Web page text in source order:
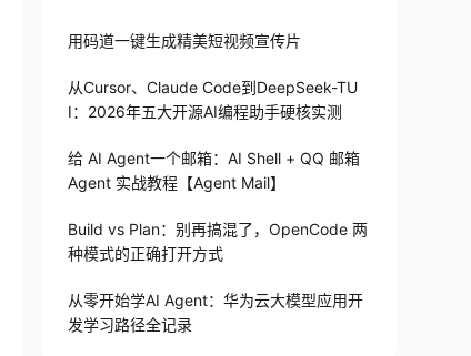
用码道一键生成精美短视频宣传片
从Cursor、Claude Code到DeepSeek-TU
I：2026年五大开源AI编程助手硬核实测
给 AI Agent一个邮箱：AI Shell + QQ 邮箱
Agent 实战教程【Agent Mail】
Build vs Plan：别再搞混了，OpenCode 两
种模式的正确打开方式
从零开始学AI Agent：华为云大模型应用开
发学习路径全记录